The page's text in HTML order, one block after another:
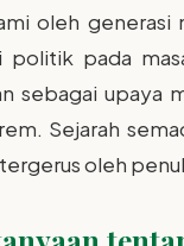
oleh generasi
pada
sebagai upaya
Sejarah
oleh